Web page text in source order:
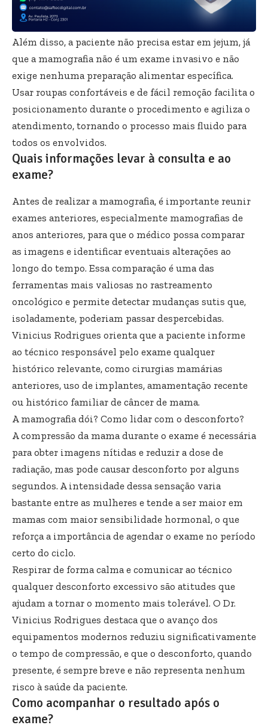
Além disso, a paciente não precisa estar em jejum, já
que a mamografia não é um exame invasivo e não
exige nenhuma preparação alimentar específica.
Usar roupas confortáveis e de fácil remoção facilita o
posicionamento durante o procedimento e agiliza o
atendimento, tornando o processo mais fluido para
todos os envolvidos.
Quais informações levar à consulta e ao
exame?
Antes de realizar a mamografia, é importante reunir
exames anteriores, especialmente mamografias de
anos anteriores, para que o médico possa comparar
as imagens e identificar eventuais alterações ao
longo do tempo. Essa comparação é uma das
ferramentas mais valiosas no rastreamento
oncológico e permite detectar mudanças sutis que,
isoladamente, poderiam passar despercebidas.
Vinicius Rodrigues orienta que a paciente informe
ao técnico responsável pelo exame qualquer
histórico relevante, como cirurgias mamárias
anteriores, uso de implantes, amamentação recente
ou histórico familiar de câncer de mama.
A mamografia dói? Como lidar com o desconforto?
A compressão da mama durante o exame é necessária
para obter imagens nítidas e reduzir a dose de
radiação, mas pode causar desconforto por alguns
segundos. A intensidade dessa sensação varia
bastante entre as mulheres e tende a ser maior em
mamas com maior sensibilidade hormonal, o que
reforça a importância de agendar o exame no período
certo do ciclo.
Respirar de forma calma e comunicar ao técnico
qualquer desconforto excessivo são atitudes que
ajudam a tornar o momento mais tolerável. O Dr.
Vinicius Rodrigues destaca que o avanço dos
equipamentos modernos reduziu significativamente
o tempo de compressão, e que o desconforto, quando
presente, é sempre breve e não representa nenhum
risco à saúde da paciente.
Como acompanhar o resultado após o
exame?